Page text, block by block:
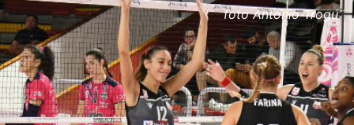
foto Antonio Trogu